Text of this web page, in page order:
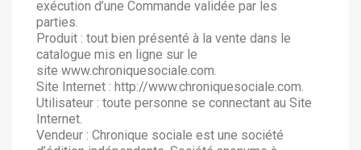
exécution d’une Commande validée par les
parties.
Produit : tout bien présenté à la vente dans le
catalogue mis en ligne sur le
site www.chroniquesociale.com.
Site Internet : http://www.chroniquesociale.com.
Utilisateur : toute personne se connectant au Site
Internet.
Vendeur : Chronique sociale est une société